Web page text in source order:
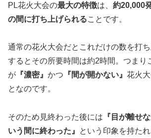
PL花火大会の最大の特徴は、 約20,000
の間に打ち上げられることです。
通常の花火大会だとこれだけの数を打
するとその所要時間は約2時間。つまり
が 『濃密』 かつ 『間が開かない』 花火
となのです。
そのため見終わった後には 『目が離せ
いう間に終わった』
という印象を持た